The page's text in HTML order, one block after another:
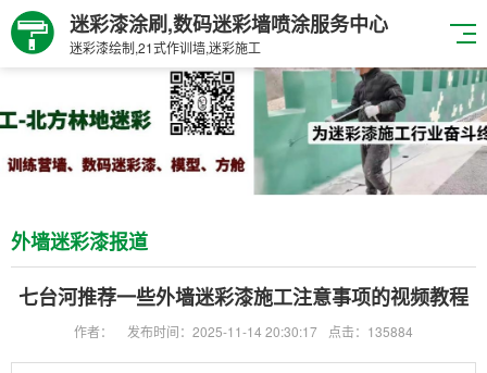
迷彩漆涂刷,数码迷彩墙喷涂服务中心
迷彩漆绘制,21式作训墙,迷彩施工
外墙迷彩漆报道
七台河推荐一些外墙迷彩漆施工注意事项的视频教程
作者： 发布时间：2025-11-14 20:30:17 点击：135884